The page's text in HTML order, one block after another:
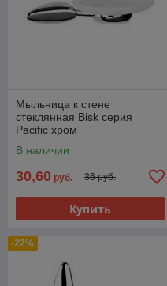
Мыльница к стене
стеклянная Bisk серия
Pacific хром
В наличии
30,60 руб. 36 руб.
Купить
-22%